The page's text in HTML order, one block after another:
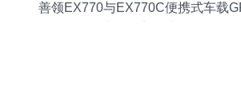
善领EX770与EX770C便携式车载